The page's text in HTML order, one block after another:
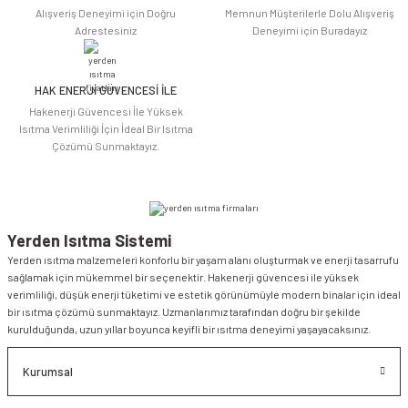
Alışveriş Deneyimi için Doğru
Adrestesiniz
Memnun Müşterilerle Dolu Alışveriş
Deneyimi için Buradayız
HAK ENERJİ GÜVENCESİ İLE
Hakenerji Güvencesi İle Yüksek
Isıtma Verimliliği İçin İdeal Bir Isıtma
Çözümü Sunmaktayız.
Yerden Isıtma Sistemi
Yerden ısıtma malzemeleri konforlu bir yaşam alanı oluşturmak ve enerji tasarrufu
sağlamak için mükemmel bir seçenektir. Hakenerji güvencesi ile yüksek
verimliliği, düşük enerji tüketimi ve estetik görünümüyle modern binalar için ideal
bir ısıtma çözümü sunmaktayız. Uzmanlarımız tarafından doğru bir şekilde
kurulduğunda, uzun yıllar boyunca keyifli bir ısıtma deneyimi yaşayacaksınız.
Kurumsal